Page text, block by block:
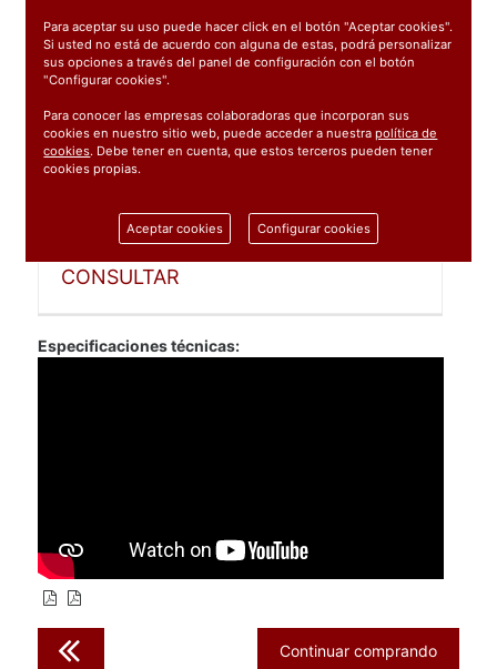
Ref: 0480193
ARTICULO PROFESIONAL,
CONSULTAR
Especificaciones técnicas:
Continuar comprando
Para aceptar su uso puede hacer click en el botón "Aceptar cookies".
Si usted no está de acuerdo con alguna de estas, podrá personalizar
sus opciones a través del panel de configuración con el botón
"Configurar cookies".
Para conocer las empresas colaboradoras que incorporan sus
cookies en nuestro sitio web, puede acceder a nuestrapolítica de
cookies. Debe tener en cuenta, que estos terceros pueden tener
cookies propias.
Aceptar cookies Configurar cookies